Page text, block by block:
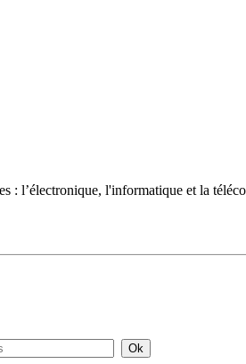
l’électronique, l'informatique et la